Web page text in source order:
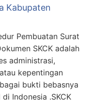
Kabupaten
Pembuatan Surat
SKCK adalah
administrasi,
kepentingan
bukti bebasnya
Indonesia .SKCK